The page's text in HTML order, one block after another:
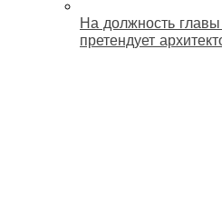
На должность
претендует